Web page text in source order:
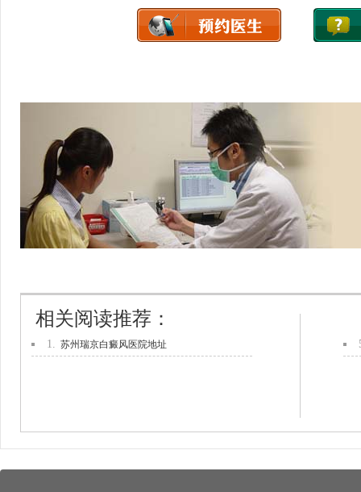
1. 苏州瑞京白癜风医院地址
相关阅读推荐：